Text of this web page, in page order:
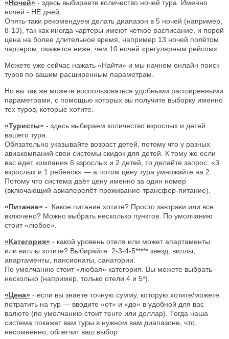
«Ночей» - здесь выбираете количество ночей тура. Именно
ночей - НЕ дней.
Опять-таки рекомендуем делать диапазон в 5 ночей (например,
8-13), так как иногда чартеры имеют четкое расписание, и порой
цена на более длительное время, например 13 ночей полётом
чартером, окажется ниже, чем 10 ночей «регулярным рейсом».
Можете уже сейчас нажать «Найти» и мы начнем онлайн поиск
туров по вашим расширенным параметрам.
Но вы так же можете воспользоваться удобными расширенными
параметрами, с помощью которых вы получите выборку именно
тех туров, которые хотите.
«Туристы» - здесь выбираем количество взрослых и детей
вашего тура.
Обязательно указывайте возраст детей, потому что у разных
авиакомпаний свои системы скидок для детей. К тому же если
вас едет компания 6 взрослых и 2 детей, то делайте запрос: «3
взрослых и 1 ребенок» — а потом цену тура умножайте на 2.
Потому что система даёт цену именно за один номер
(включающий авиаперелёт-проживание-трансфер-питание).
«Питание» - Какое питание хотите? Просто завтраки или все
включено? Можно выбрать несколько пунктов. По умолчанию
стоит «любое».
«Категория» - какой уровень отеля или может апартаменты
или виллы хотите? Выбирайте 2-3-4-5***** звезд, виллы,
апартаменты, пансионаты, санатории.
По умолчанию стоит «любая» категория. Вы можете выбрать
несколько (например, только отели 4 и 5*).
«Цена» - если вы знаете точную сумму, которую хотите/можете
потратить на тур — вводите «от» и «до» в удобной для вас
валюте (по умолчанию стоит тенге или доллар). Тогда наша
система покажет вам туры в нужном вам диапазоне, что,
несомненно, облегчит ваш выбор.